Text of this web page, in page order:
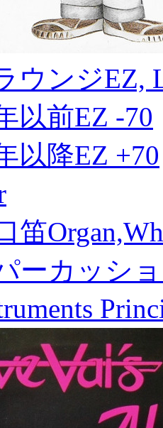
ウンジEZ,
以前EZ -70
以降EZ +70
笛
ーカッシ